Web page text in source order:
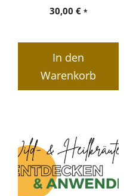
5
30,00 € *
In den
Warenkorb